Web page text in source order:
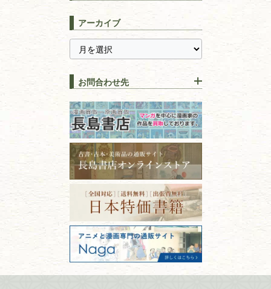
スピリチュアル・
全集・
趣味・教養
書道
拓本・法帖・碑帖
篆刻・印譜
書道具
美術書・アート本・
デザイン本
カメラ・撮影術
版画・リトグラフ・
長島書店の便利な買取サービ
ス
【持ち込み買取】店頭で簡単
に古本を売るメリットとは？
古本を高く売る方法！買取で
上手な売り方のコツを解説
古本の保管方法と劣化する原
因！適切な管理で長持ちさせ
るコツ
古本は汚れていると買取でき
ない？適切な保管方法とクリ
ーニング！
ISBNコードとは？書籍の識別
番号の意味と役割を解説
価値ある古書を売るポイント
と注意点
千葉県
神奈川県
静岡県
栃木県
山梨県
新潟県
長野県
愛知県
石川県
福井県
福島県
富山県
青森県
岩手県
宮城県
秋田県
山形県
岐阜県
三重県
滋賀県
京都府
大阪府
兵庫県
奈良県
アーカイブ
お問合わせ先
古本買取専門店 長島書店
〒101-0051
東京都千代田区神田神保町2-5-1
フリーダイヤル：0120-414-548
電話：03-3512-8115
FAX：03-3512-8116
古物商許可：東京都公安委員会 第
301028901712号
古物商名称：有限会社長島書店